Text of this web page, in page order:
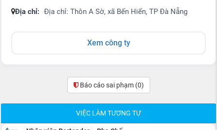
Địa chỉ: Địa chỉ: Thôn A Sờ, xã Bến Hiến, TP Đà Nẵng
Xem công ty
Báo cáo sai phạm (0)
VIỆC LÀM TƯƠNG TỰ